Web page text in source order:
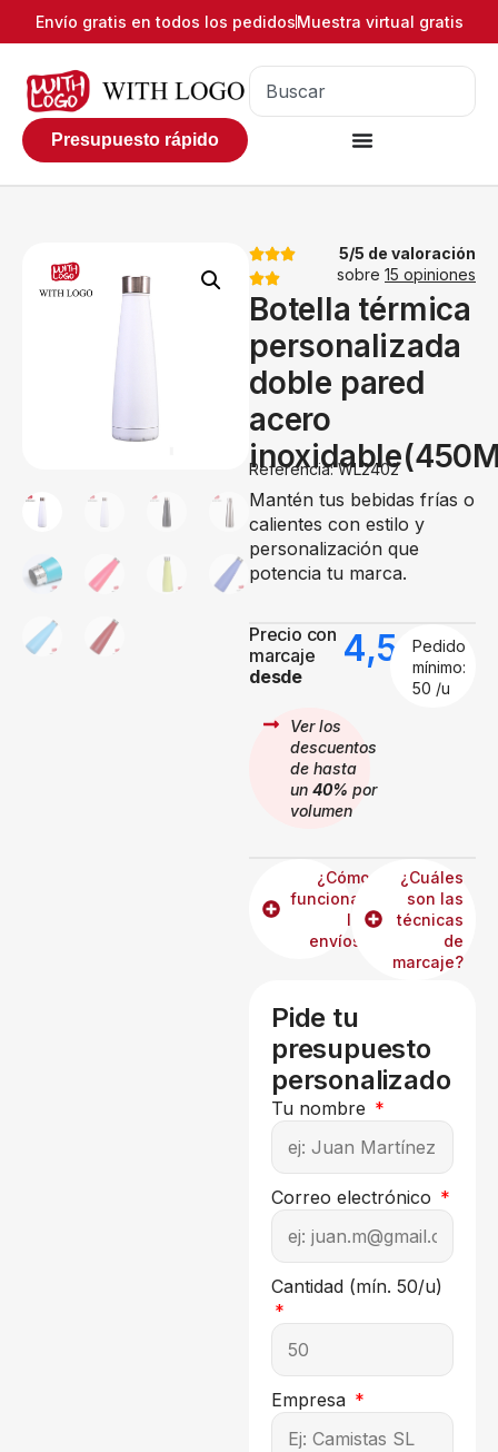
Envío gratis en todos los pedidosMuestra virtual gratis
Presupuesto rápido
5/5 de valoración
sobre 15 opiniones
Botella térmica
personalizada
doble pared
acero
Referencia: WL2402
Mantén tus bebidas frías o
calientes con estilo y
personalización que
potencia tu marca.
Precio con
marcaje
desde
4,56€
Pedido
mínimo:
50 /u
Ver los
descuentos
de hasta
un 40% por
volumen
¿Cómo
funcionan
los
envíos?
¿Cuáles
son las
técnicas
de
marcaje?
Pide tu
presupuesto
personalizado
Tu nombre
Correo electrónico
Cantidad (mín. 50/u)
Empresa